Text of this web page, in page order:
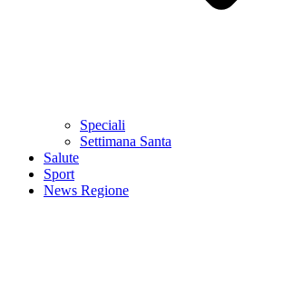
Speciali
Settimana Santa
Salute
Sport
News Regione